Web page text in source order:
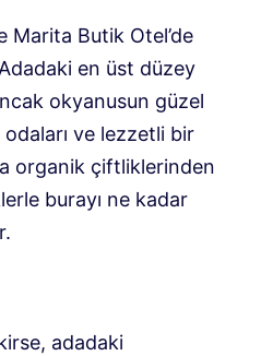
Marita Butik Otel’de
en üst düzey
okyanusun güzel
ve lezzetli bir
organik çiftliklerinden
burayı ne kadar
adadaki